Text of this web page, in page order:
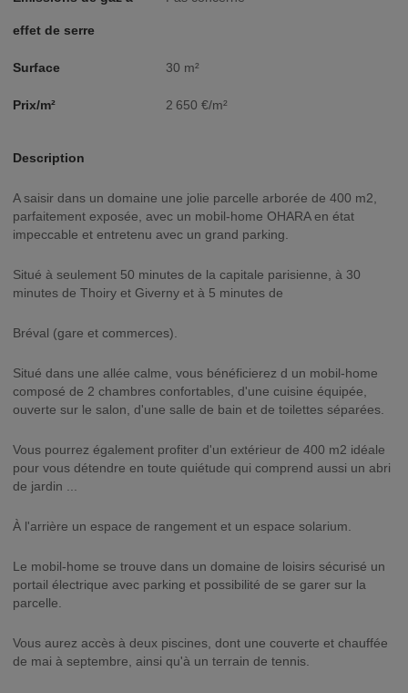
effet de serre
Surface 30 m²
Prix/m² 2 650 €/m²
Description
A saisir dans un domaine une jolie parcelle arborée de 400 m2,
parfaitement exposée, avec un mobil-home OHARA en état
impeccable et entretenu avec un grand parking.
Situé à seulement 50 minutes de la capitale parisienne, à 30
minutes de Thoiry et Giverny et à 5 minutes de
Bréval (gare et commerces).
Situé dans une allée calme, vous bénéficierez d un mobil-home
composé de 2 chambres confortables, d'une cuisine équipée,
ouverte sur le salon, d'une salle de bain et de toilettes séparées.
Vous pourrez également profiter d'un extérieur de 400 m2 idéale
pour vous détendre en toute quiétude qui comprend aussi un abri
de jardin ...
À l'arrière un espace de rangement et un espace solarium.
Le mobil-home se trouve dans un domaine de loisirs sécurisé un
portail électrique avec parking et possibilité de se garer sur la
parcelle.
Vous aurez accès à deux piscines, dont une couverte et chauffée
de mai à septembre, ainsi qu'à un terrain de tennis.